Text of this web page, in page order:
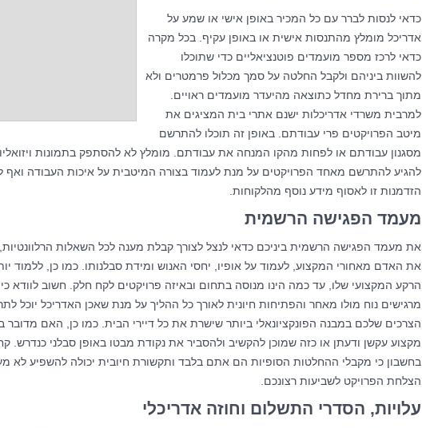
כדאי לנסות לברר עם כל המכיר באופן אישי או שמע על
אדריכל מומלץ מהתנסות אישית או באופן עקיף. בכל מקרה
כדאי לרכז מספר מועמדים פוטנציאליים כדי שתוכלו
להשוות ביניהם ולקבל החלטה על סמך מכלול פרמטרים ולא
מתוך ברירת מחדל כתוצאה מהיעדר מועמדים ראויים.
למרבית משרדי אדריכלות ישנם אתרי בית המציגים את
מיטב הפרויקטים פרי עבודתם. באופן זה תוכלו להתרשם
מסגנון עבודתם או לפחות מהקו המנחה את עבודתם. מומלץ לא להסתפק בתמונות
להגיע להתרשם מאחד הפרויקטים על מנת לעמוד בצורה המיטבית על איכות העבודה ואף
הזדמנות זו לאסוף מידע נוסף מהלקוחות.
מעמד הפגישה הרשמית
את מעמד הפגישה הרשמית ביניכם כדאי לנצל לצורך קבלת מענה לכל השאלות
את האדם מאחורי המקצוע, לעמוד על אופיו, יחסי האנוש ומידת סבלנותו. כמו כן, ללמוד
הרקע המקצועי שלו, עד כמה הינו מנוסה בתחום ובאיזה פרויקטים לקח חלק. חשוב לוודא
מרגישים נוח מולו מאחר והפתיחות חיונית לאורך כל ההליך על מנת שאכן האדריכל יוכל
הצרכים שלכם במבנה הפונקציונאלי ביותר שישרת את כל דיירי הבית. כמו כן, האם מדובר
מקצוע עקשן ודעתן או כזה שמוכן להקשיב ולהסביר את נקודת מבטו באופן סבלני כנדרש.
בחשבון כי מקבלי ההחלטות הסופיות הם אתם בלבד ותקשורת חיובית יכולה להשפיע לא
הצלחת הפרויקט לשביעות רצונכם.
עלויות, הסדרי התשלום וחוזה אדריכלי